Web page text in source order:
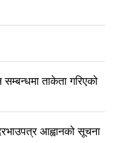
ताकेता गरिएको
आह्वानको सूचना